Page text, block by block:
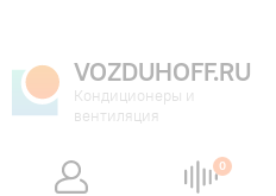
VOZDUHOFF.RU
Кондиционеры и
вентиляция
0